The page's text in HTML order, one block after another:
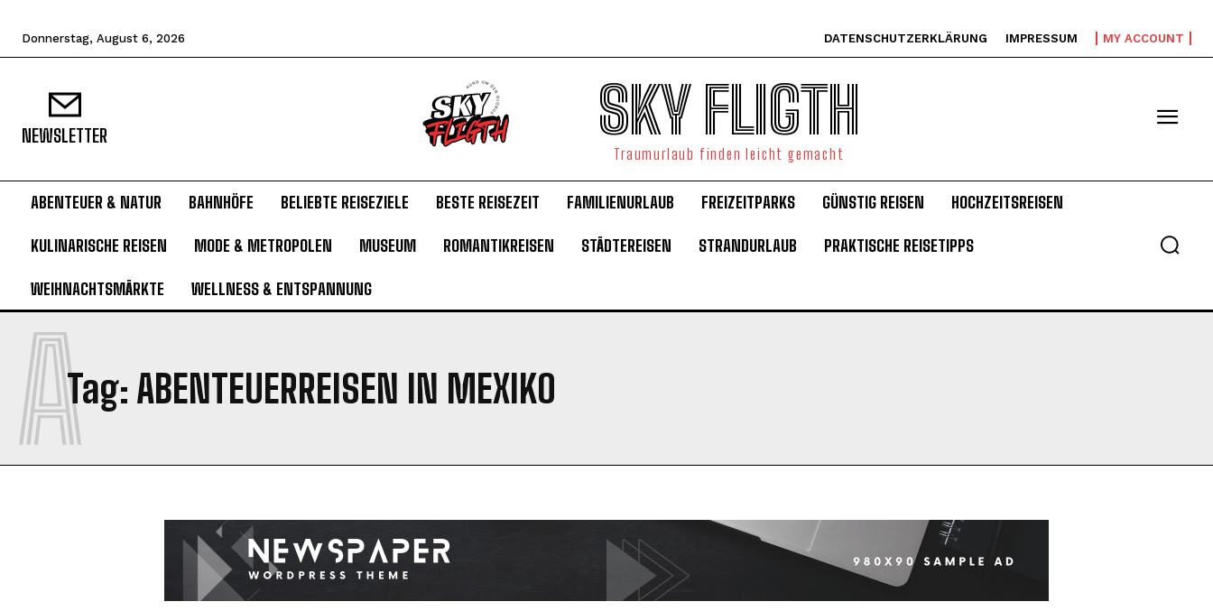
I WANT IN
Privacy Policy.
Donnerstag, August 6, 2026 DATENSCHUTZERKLÄRUNG IMPRESSUM MY ACCOUNT
NEWSLETTER SKY FLIGTH
Traumurlaub finden leicht gemacht
ABENTEUER & NATUR BAHNHÖFE BELIEBTE REISEZIELE BESTE REISEZEIT FAMILIENURLAUB FREIZEITPARKS GÜNSTIG REISEN HOCHZEITSREISEN
KULINARISCHE REISEN MODE & METROPOLEN MUSEUM ROMANTIKREISEN STÄDTEREISEN STRANDURLAUB PRAKTISCHE REISETIPPS
WEIHNACHTSMÄRKTE WELLNESS & ENTSPANNUNG
Tag: ABENTEUERREISEN IN MEXIKO
A